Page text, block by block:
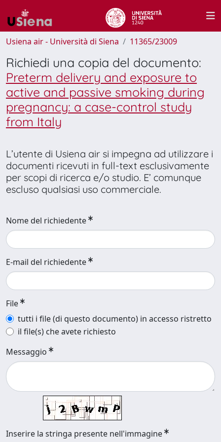
Usiena air - Università di Siena 11365/23009
Richiedi una copia del documento:
Preterm delivery and exposure to
active and passive smoking during
pregnancy: a case-control study
from Italy
L’utente di Usiena air si impegna ad utilizzare i
documenti ricevuti in full-text esclusivamente
per scopi di ricerca e/o studio. E’ comunque
escluso qualsiasi uso commerciale.
Nome del richiedente
E-mail del richiedente
File
tutti i file (di questo documento) in accesso ristretto
il file(s) che avete richiesto
Messaggio
Inserire la stringa presente nell'immagine